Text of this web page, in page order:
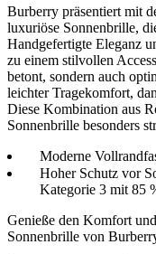
Burberry präsentiert mit
luxuriöse Sonnenbrille,
Handgefertigte Eleganz
zu einem stilvollen
betont, sondern auch
leichter Tragekomfort,
Diese Kombination aus
Sonnenbrille besonders
Moderne
Hoher Schutz vor
Kategorie 3 mit 85
Genieße den Komfort
Sonnenbrille von